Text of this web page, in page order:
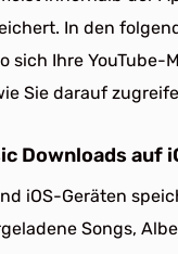
In den
sich Ihre YouTube-
Sie darauf
Downloads auf
iOS-Geräten
Songs,